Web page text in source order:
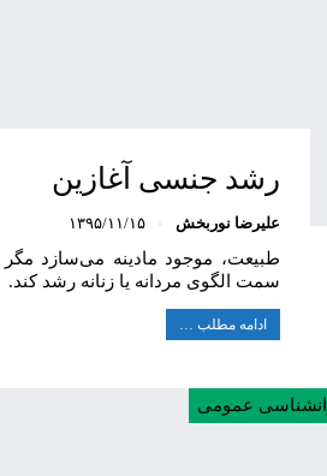
رشد جنسی آغازین
علیرضا نوربخش ۱۳۹۵/۱۱/۱۵
طبیعت، موجود مادینه می‌سازد مگر
سمت الگوی مردانه یا زنانه رشد کند.
ادامه مطلب …
عمومی